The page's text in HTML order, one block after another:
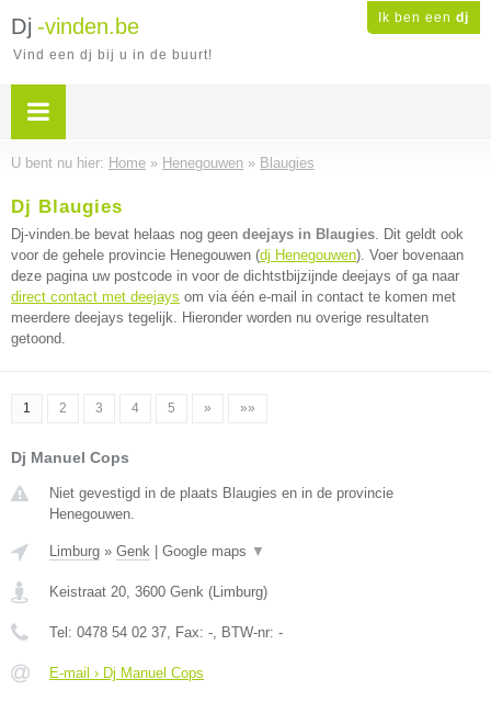
Ik ben een dj
Dj -vinden.be
Vind een dj bij u in de buurt!
U bent nu hier: Home » Henegouwen » Blaugies
Dj Blaugies
Dj-vinden.be bevat helaas nog geen deejays in Blaugies. Dit geldt ook
voor de gehele provincie Henegouwen (dj Henegouwen). Voer bovenaan
deze pagina uw postcode in voor de dichtstbijzijnde deejays of ga naar
direct contact met deejays om via één e-mail in contact te komen met
meerdere deejays tegelijk. Hieronder worden nu overige resultaten
getoond.
1 2 3 4 5 » »»
Dj Manuel Cops
Niet gevestigd in de plaats Blaugies en in de provincie
Henegouwen.
Limburg » Genk Google maps ▼
Keistraat 20, 3600 Genk (Limburg)
Tel: 0478 54 02 37, Fax: -, BTW-nr: -
E-mail › Dj Manuel Cops